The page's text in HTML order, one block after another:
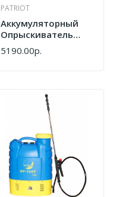
PATRIOT
Аккумуляторный
Опрыскиватель
Patriot PT-18AC
755302532
5190.00р.